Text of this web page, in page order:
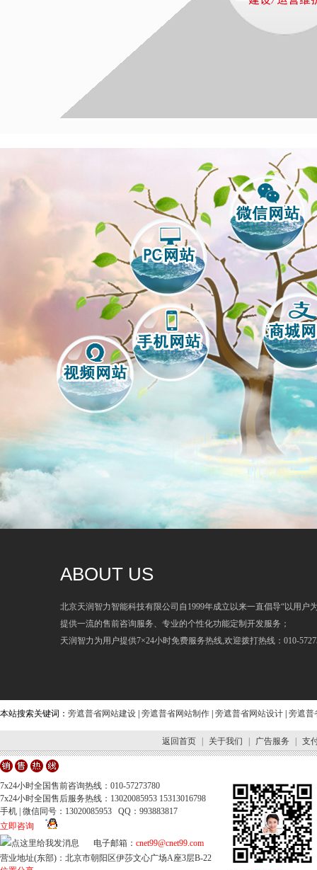
ABOUT US
北京天润智力智能科技有限公司自1999年成立以来一直倡导“以用户
提供一流的售前咨询服务、专业的个性化功能定制开发服务；
天润智力为用户提供7×24小时免费服务热线,欢迎拨打热线：010-
本站搜索关键词： 旁遮普省网站建设 旁遮普省网站制作 旁遮普省网站设计 旁遮普
返回首页 关于我们 广告服务 支
7x24小时全国售前咨询热线：010-57273780
7x24小时全国售后服务热线：13020085953 15313016798
手机 | 微信同号：13020085953 QQ：993883817
立即咨询
电子邮箱： cnet99@cnet99.com
营业地址(东部)：北京市朝阳区伊莎文心广场A座3层B-22